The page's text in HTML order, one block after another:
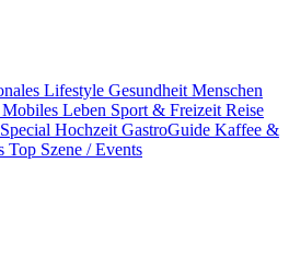
Lifestyle Gesundheit Menschen
Mobiles Leben Sport & Freizeit Reise
Special Hochzeit GastroGuide Kaffee &
Top Szene / Events